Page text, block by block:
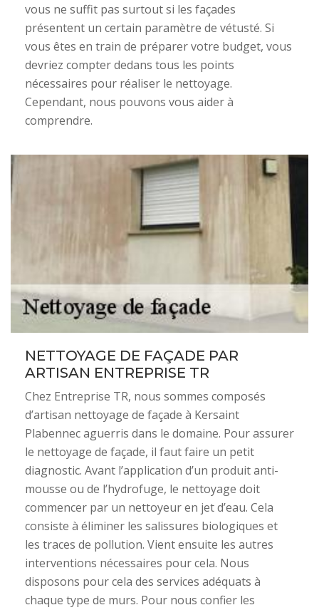
vous ne suffit pas surtout si les façades
présentent un certain paramètre de vétusté. Si
vous êtes en train de préparer votre budget, vous
devriez compter dedans tous les points
nécessaires pour réaliser le nettoyage.
Cependant, nous pouvons vous aider à
comprendre.
NETTOYAGE DE FAÇADE PAR
ARTISAN ENTREPRISE TR
Chez Entreprise TR, nous sommes composés
d’artisan nettoyage de façade à Kersaint
Plabennec aguerris dans le domaine. Pour assurer
le nettoyage de façade, il faut faire un petit
diagnostic. Avant l’application d’un produit anti-
mousse ou de l’hydrofuge, le nettoyage doit
commencer par un nettoyeur en jet d’eau. Cela
consiste à éliminer les salissures biologiques et
les traces de pollution. Vient ensuite les autres
interventions nécessaires pour cela. Nous
disposons pour cela des services adéquats à
chaque type de murs. Pour nous confier les